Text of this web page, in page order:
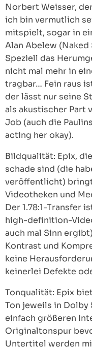
Norbert Weisser,
ich bin vermutlich
mitspielt, sogar in
Alan Abelew
Speziell das
nicht mal mehr in
tragbar… Fein raus
der lässt nur seine
als akustischer Part
Job (auch die
acting her okay).
Bildqualität: Epix,
schade sind (die
veröffentlicht) bringt
Videotheken und
Der 1.78:1-Transfer
high-definition-
auch mal Sinn
Kontrast und
keine
keinerlei Defekte
Tonqualität: Epix
Ton jeweils in Dolby
einfach größeren
Originaltonspur
Untertitel werden